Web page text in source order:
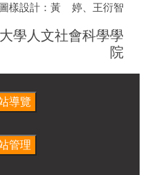
圖樣設計：黃 婷、王衍智
學人文社會科學學
院